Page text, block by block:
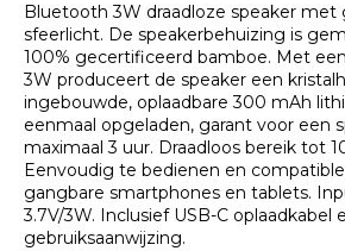
Bluetooth 3W draadloze speaker met
sfeerlicht. De speakerbehuizing is
100% gecertificeerd bamboe. Met
3W produceert de speaker een
ingebouwde, oplaadbare 300 mAh
eenmaal opgeladen, garant voor een
maximaal 3 uur. Draadloos bereik tot
Eenvoudig te bedienen en
gangbare smartphones en tablets.
3.7V/3W. Inclusief USB-C oplaadkabel
gebruiksaanwijzing.